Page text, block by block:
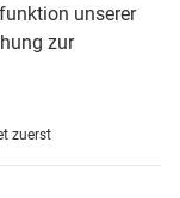
unserer
zur
zuerst